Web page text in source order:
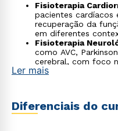
Fisioterapia
pacientes cardíacos
recuperação da
em diferentes
Fisioterapia
como AVC,
cerebral, com foco
readaptação ao
Fisioterapia
Ler mais
Diferenciais do